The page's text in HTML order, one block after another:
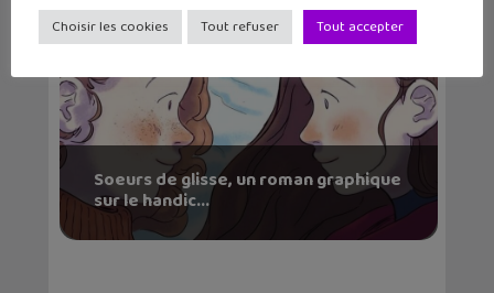
Soeurs de glisse, un roman graphique
sur le handic...
Choisir les cookies Tout refuser Tout accepter